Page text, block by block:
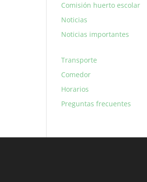
Comisión huerto escolar
Noticias
Noticias importantes
Transporte
Comedor
Horarios
Preguntas frecuentes